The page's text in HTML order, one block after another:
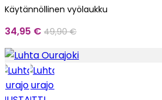
Käytännöllinen vyölaukku
34,95 € 49,90 €